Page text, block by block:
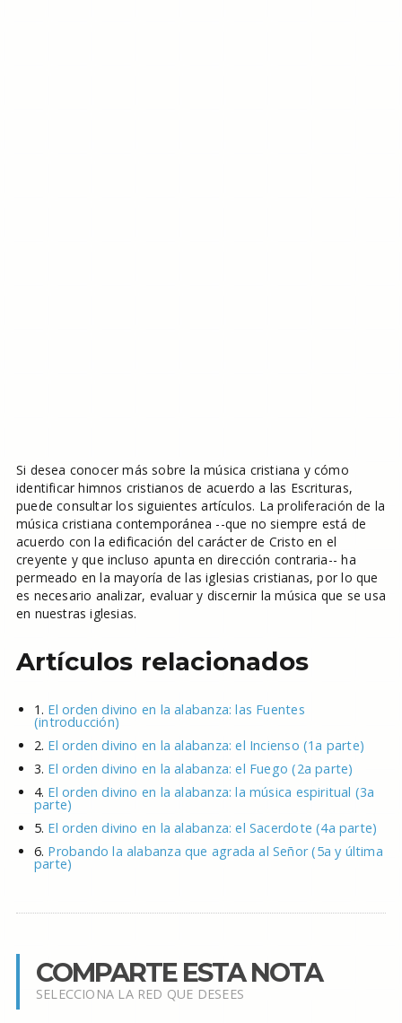
Si desea conocer más sobre la música cristiana y cómo
identificar himnos cristianos de acuerdo a las Escrituras,
puede consultar los siguientes artículos. La proliferación de la
música cristiana contemporánea --que no siempre está de
acuerdo con la edificación del carácter de Cristo en el
creyente y que incluso apunta en dirección contraria-- ha
permeado en la mayoría de las iglesias cristianas, por lo que
es necesario analizar, evaluar y discernir la música que se usa
en nuestras iglesias.
Artículos relacionados
1. El orden divino en la alabanza: las Fuentes
(introducción)
2. El orden divino en la alabanza: el Incienso (1a parte)
3. El orden divino en la alabanza: el Fuego (2a parte)
4. El orden divino en la alabanza: la música espiritual (3a
parte)
5. El orden divino en la alabanza: el Sacerdote (4a parte)
6. Probando la alabanza que agrada al Señor (5a y última
parte)
COMPARTE ESTA NOTA
SELECCIONA LA RED QUE DESEES